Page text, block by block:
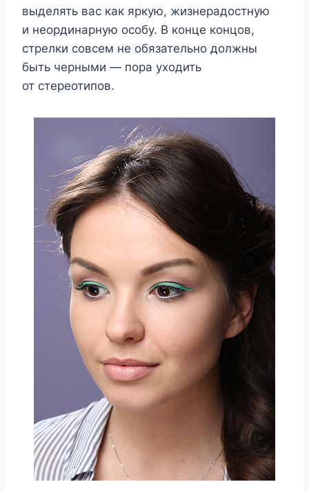
выделять вас как яркую, жизнерадостную
и неординарную особу. В конце концов,
стрелки совсем не обязательно должны
быть черными — пора уходить
от стереотипов.